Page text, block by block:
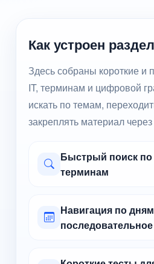
Как устроен раздел
Здесь собраны короткие и
IT, терминам и цифровой
искать по темам,
закреплять материал
Быстрый поиск по
терминам
Навигация по